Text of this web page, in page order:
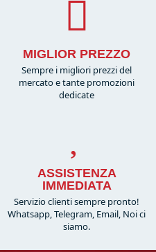
MIGLIOR PREZZO
Sempre i migliori prezzi del
mercato e tante promozioni
dedicate
ASSISTENZA
IMMEDIATA
Servizio clienti sempre pronto!
Whatsapp, Telegram, Email, Noi ci
siamo.